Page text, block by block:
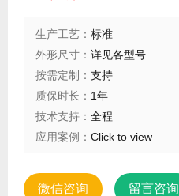
生产工艺： 标准
外形尺寸： 详见各型号
按需定制： 支持
质保时长： 1年
技术支持： 全程
应用案例： Click to view
微信咨询 留言咨询